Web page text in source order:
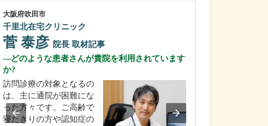
大阪府吹田市
千里北在宅クリニック
菅 泰彦 院長 取材記事
どのような患者さんが貴院を利用されています
か?
訪問診療の対象となるの
は、主に通院が困難にな
った方々です。ご高齢で
寝たきりの方や認知症の